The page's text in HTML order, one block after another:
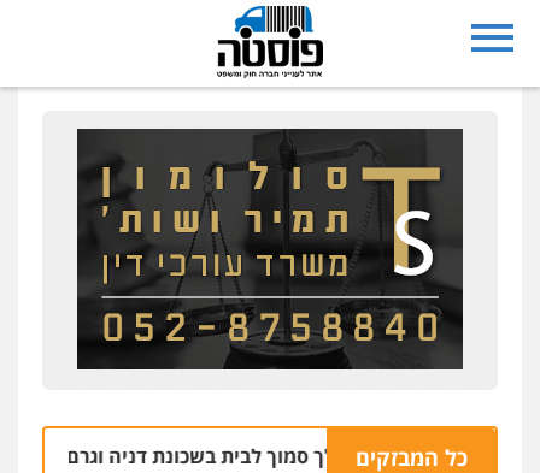
כל המבזקים
חיפה: רימון הושלך סמוך לבית בשכונת דניה וגרם נזק לכלי רכב